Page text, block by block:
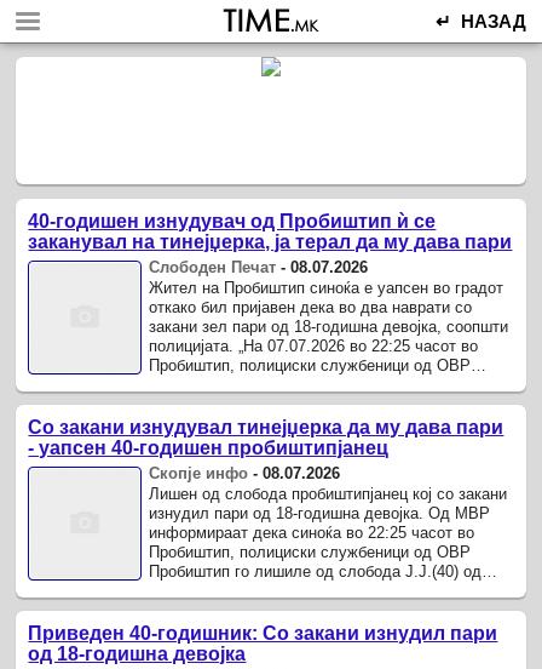
↵ НАЗАД
40-годишен изнудувач од Пробиштип ѝ се
заканувал на тинејџерка, ја терал да му дава пари
Слободен Печат -08.07.2026
Жител на Пробиштип синоќа е уапсен во градот
откако бил пријавен дека во два наврати со
закани зел пари од 18-годишна девојка, соопшти
полицијата. „На 07.07.2026 во 22:25 часот во
Пробиштип, полициски службеници од ОВР
Со закани изнудувал тинејџерка да му дава пари
- уапсен 40-годишен пробиштипјанец
Скопје инфо -08.07.2026
Лишен од слобода пробиштипјанец кој со закани
изнудил пари од 18-годишна девојка. Од МВР
информираат дека синоќа во 22:25 часот во
Пробиштип, полициски службеници од ОВР
Пробиштип го лишиле од слобода Ј.Ј.(40) од
дека со закани во два ...
Приведен 40-годишник: Со закани изнудил пари
од 18-годишна девојка